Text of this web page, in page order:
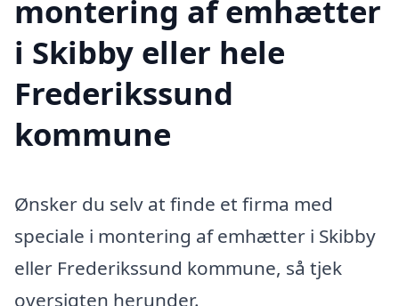
montering af emhætter
i Skibby eller hele
Frederikssund
kommune
Ønsker du selv at finde et firma med
speciale i montering af emhætter i Skibby
eller Frederikssund kommune, så tjek
oversigten herunder.